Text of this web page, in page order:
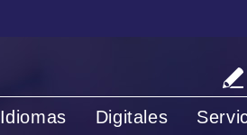
Idiomas Digitales